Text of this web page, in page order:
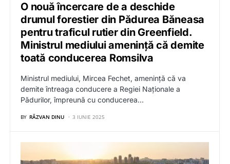
O nouă încercare de a deschide
drumul forestier din Pădurea Băneasa
pentru traficul rutier din Greenfield.
Ministrul mediului amenință că demite
toată conducerea Romsilva
Ministrul mediului, Mircea Fechet, amenință că va
demite întreaga conducere a Regiei Naționale a
Pădurilor, împreună cu conducerea…
BY RĂZVAN DINU 3 IUNIE 2025